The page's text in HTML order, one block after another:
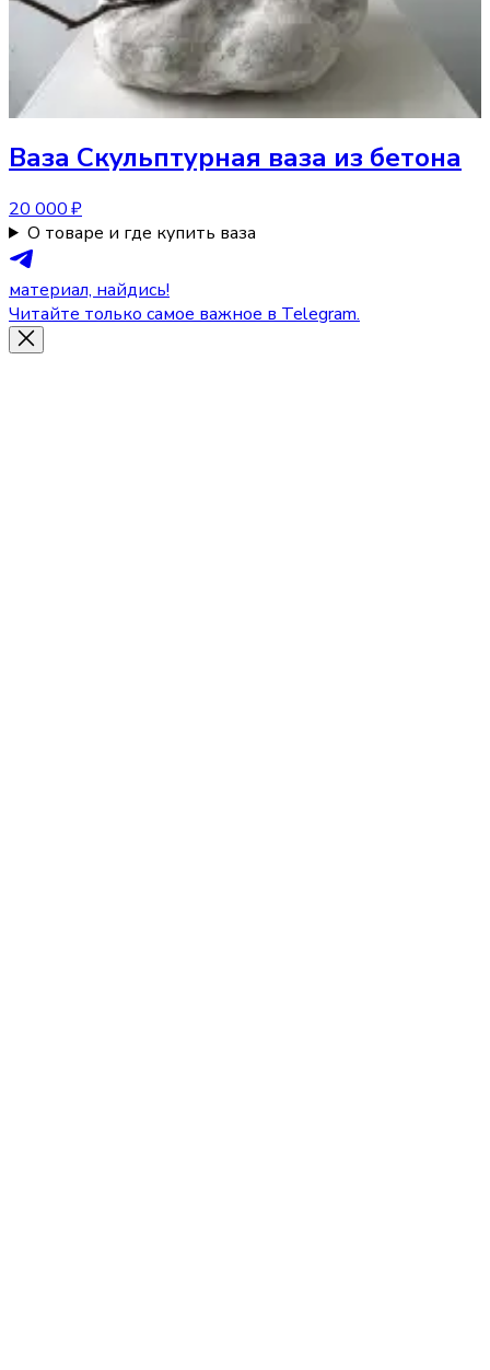
Ваза Скульптурная ваза из бетона
20 000 ₽
О товаре и где купить ваза
материал, найдись!
Читайте только самое важное в Telegram.